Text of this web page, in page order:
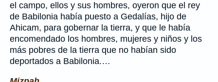
el campo, ellos y sus hombres, oyeron que el rey
de Babilonia había puesto a Gedalías, hijo de
Ahicam, para gobernar la tierra, y que le había
encomendado los hombres, mujeres y niños y los
más pobres de la tierra que no habían sido
deportados a Babilonia.…